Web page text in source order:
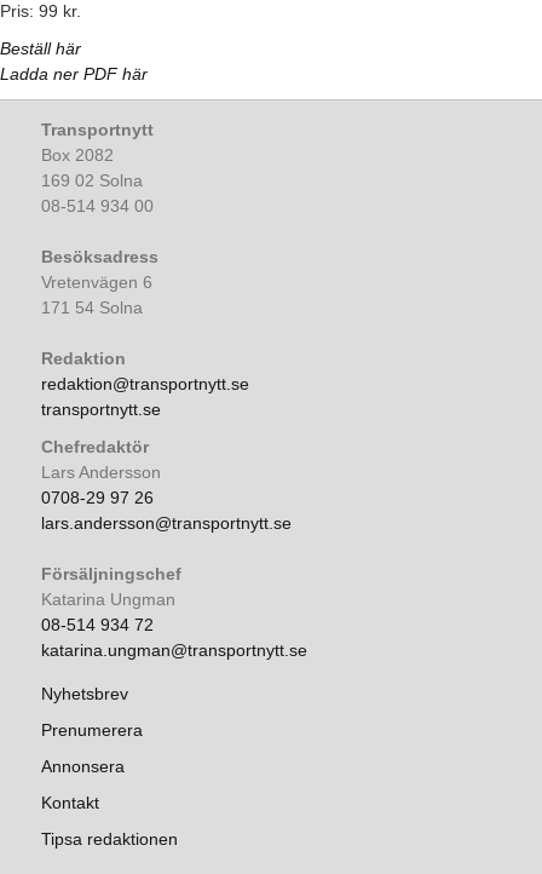
Pris: 99 kr.
Beställ här
Ladda ner PDF här
Transportnytt
Box 2082
169 02 Solna
08-514 934 00
Besöksadress
Vretenvägen 6
171 54 Solna
Redaktion
redaktion@transportnytt.se
transportnytt.se
Chefredaktör
Lars Andersson
0708-29 97 26
lars.andersson@transportnytt.se
Försäljningschef
Katarina Ungman
08-514 934 72
katarina.ungman@transportnytt.se
Nyhetsbrev
Prenumerera
Annonsera
Kontakt
Tipsa redaktionen